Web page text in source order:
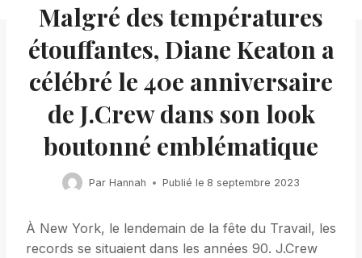
Malgré des températures
étouffantes, Diane Keaton a
célébré le 40e anniversaire
de J.Crew dans son look
boutonné emblématique
Par Hannah Publié le 8 septembre 2023
À New York, le lendemain de la fête du Travail, les
records se situaient dans les années 90. J.Crew